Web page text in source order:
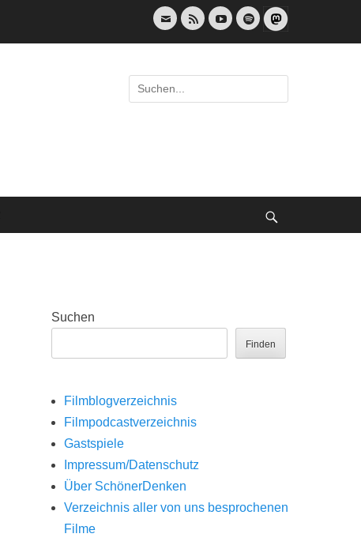
E-
Mail
Feed YouTubeSpotify
Suche
nach:
Suchen
Finden
Filmblogverzeichnis
Filmpodcastverzeichnis
Gastspiele
Impressum/Datenschutz
Über SchönerDenken
Verzeichnis aller von uns besprochenen
Filme